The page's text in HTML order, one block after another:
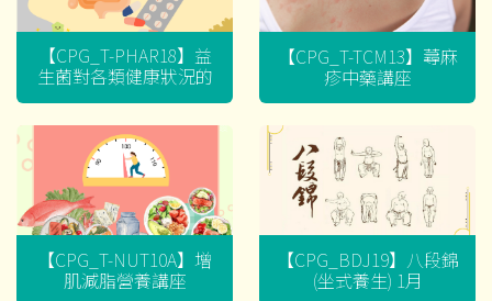
【CPG_T-PHAR18】益
生菌對各類健康狀況的
迷思
【CPG_T-TCM13】蕁麻
疹中藥講座
【CPG_T-NUT10A】增
肌減脂營養講座
【CPG_BDJ19】八段錦
(坐式養生) 1月